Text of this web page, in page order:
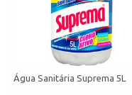
Água Sanitária Suprema 5L